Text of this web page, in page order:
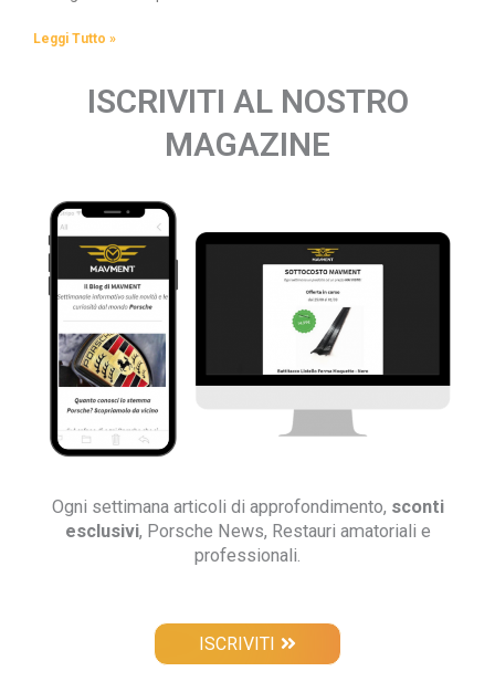
Leggi Tutto »
ISCRIVITI AL NOSTRO
MAGAZINE
Ogni settimana articoli di approfondimento, sconti
esclusivi, Porsche News, Restauri amatoriali e
professionali.
ISCRIVITI